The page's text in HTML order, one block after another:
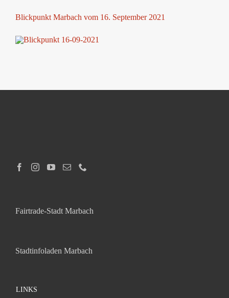
Blickpunkt Marbach vom 16. September 2021
Fairtrade-Stadt Marbach
Stadtinfoladen Marbach
LINKS